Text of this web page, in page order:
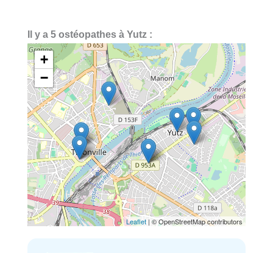
Il y a 5 ostéopathes à Yutz :
+
−
Leaflet | © OpenStreetMap contributors